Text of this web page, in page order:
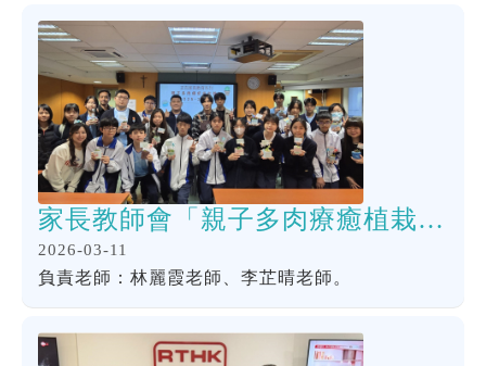
家長教師會「親子多肉療癒植栽體驗」
2026-03-11
負責老師：林麗霞老師、李芷晴老師。